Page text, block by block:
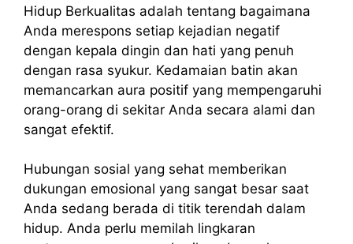
Hidup Berkualitas adalah tentang bagaimana
Anda merespons setiap kejadian negatif
dengan kepala dingin dan hati yang penuh
dengan rasa syukur. Kedamaian batin akan
memancarkan aura positif yang mempengaruhi
orang-orang di sekitar Anda secara alami dan
sangat efektif.
Hubungan sosial yang sehat memberikan
dukungan emosional yang sangat besar saat
Anda sedang berada di titik terendah dalam
hidup. Anda perlu memilah lingkaran